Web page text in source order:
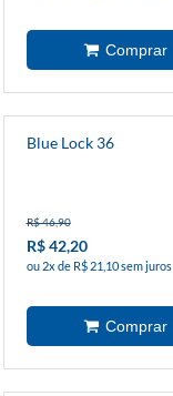
Blue Lock 36
R$ 46,90
R$ 42,20
ou 2x de R$ 21,10 sem juros